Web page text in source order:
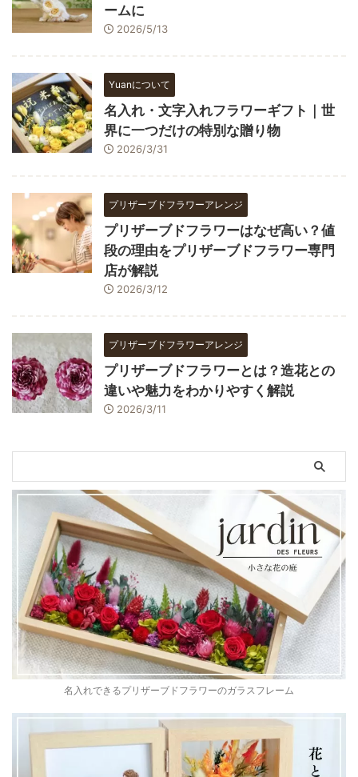
ームに
2026/5/13
Yuanについて
名入れ・文字入れフラワーギフト｜世
界に一つだけの特別な贈り物
2026/3/31
プリザーブドフラワーアレンジ
プリザーブドフラワーはなぜ高い？値
段の理由をプリザーブドフラワー専門
店が解説
2026/3/12
プリザーブドフラワーアレンジ
プリザーブドフラワーとは？造花との
違いや魅力をわかりやすく解説
2026/3/11
名入れできるプリザーブドフラワーのガラスフレーム